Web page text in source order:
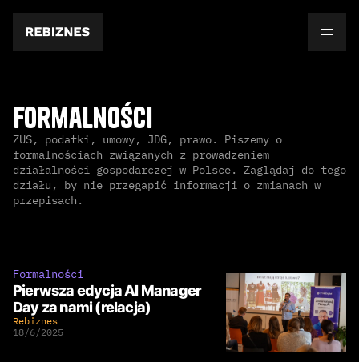
Formalności
ZUS, podatki, umowy, JDG, prawo. Piszemy o
formalnościach związanych z prowadzeniem
działalności gospodarczej w Polsce. Zaglądaj do tego
działu, by nie przegapić informacji o zmianach w
przepisach.
Formalności
Pierwsza edycja AI Manager
Day za nami (relacja)
Rebiznes
18/6/2025